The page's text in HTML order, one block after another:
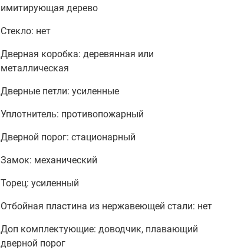
имитирующая дерево
Стекло: нет
Дверная коробка: деревянная или
металлическая
Дверные петли: усиленные
Уплотнитель: противопожарный
Дверной порог: стационарный
Замок: механический
Торец: усиленный
Отбойная пластина из нержавеющей стали: нет
Доп комплектующие: доводчик, плавающий
дверной порог